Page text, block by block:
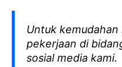
Untuk
pekerjaan di
sosial media kami.